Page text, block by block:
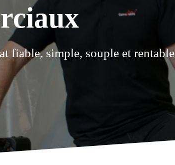
fiable, simple, souple et rentable